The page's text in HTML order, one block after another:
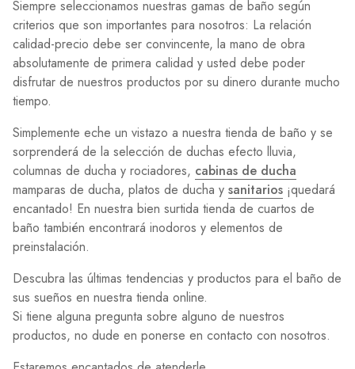
Siempre seleccionamos nuestras gamas de baño según
criterios que son importantes para nosotros: La relación
calidad-precio debe ser convincente, la mano de obra
absolutamente de primera calidad y usted debe poder
disfrutar de nuestros productos por su dinero durante mucho
tiempo.
Simplemente eche un vistazo a nuestra tienda de baño y se
sorprenderá de la selección de duchas efecto lluvia,
columnas de ducha y rociadores, cabinas de ducha
mamparas de ducha, platos de ducha y sanitarios ¡quedará
encantado! En nuestra bien surtida tienda de cuartos de
baño también encontrará inodoros y elementos de
preinstalación.
Descubra las últimas tendencias y productos para el baño de
sus sueños en nuestra tienda online.
Si tiene alguna pregunta sobre alguno de nuestros
productos, no dude en ponerse en contacto con nosotros.